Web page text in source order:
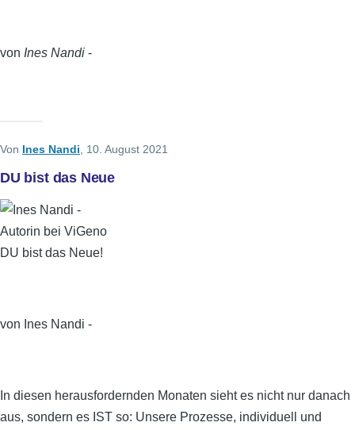
von Ines Nandi -
Von Ines Nandi , 10. August 2021
DU bist das Neue
DU bist das Neue!
von Ines Nandi -
In diesen herausfordernden Monaten sieht es nicht nur danach
aus, sondern es IST so: Unsere Prozesse, individuell und